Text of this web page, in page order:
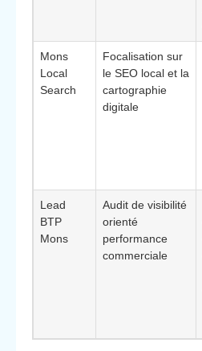
Mons
Local
Search
Focalisation sur
le SEO local et la
cartographie
digitale
Lead
BTP
Mons
Audit de visibilité
orienté
performance
commerciale